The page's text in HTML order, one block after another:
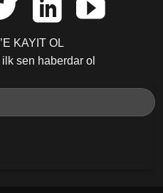
KAYIT OL
sen haberdar ol